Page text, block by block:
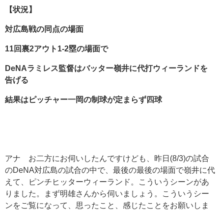
【状況】
対広島戦の同点の場面
11 回裏2アウト1-2塁の場面で
DeNAラミレス監督はバッター嶺井に代打ウィーランドを
告げる
結果はピッチャー一岡の制球が定まらず四球
アナ お二方にお伺いしたんですけども、昨日(8/3)の試合
のDeNA対広島の試合の中で、最後の最後の場面で嶺井に代
えて、ピンチヒッターウィーランド。こういうシーンがあ
りました。まず明雄さんから伺いましょう。こういうシー
ンをご覧になって、思ったこと、感じたことをお願いしま